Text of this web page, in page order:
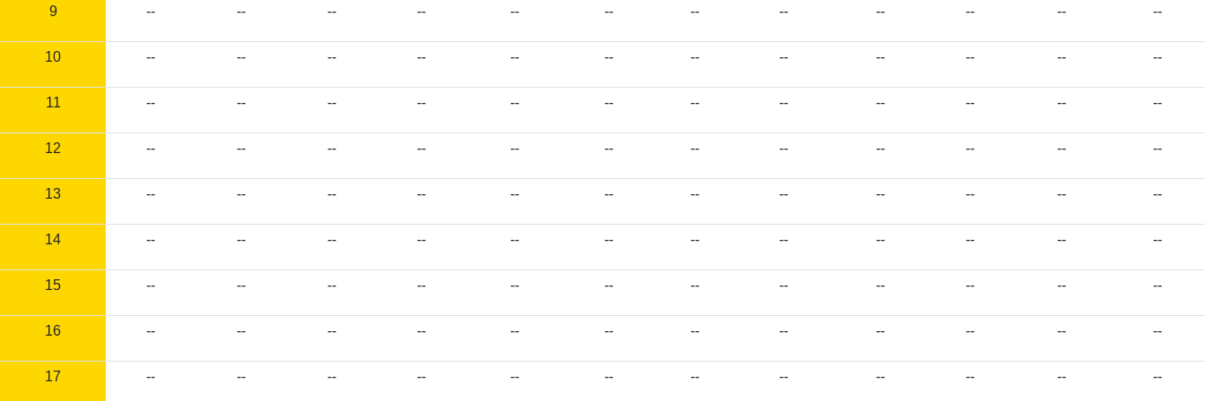
9 -- -- -- -- -- -- -- -- -- -- -- --
10 -- -- -- -- -- -- -- -- -- -- -- --
11 -- -- -- -- -- -- -- -- -- -- -- --
12 -- -- -- -- -- -- -- -- -- -- -- --
13 -- -- -- -- -- -- -- -- -- -- -- --
14 -- -- -- -- -- -- -- -- -- -- -- --
15 -- -- -- -- -- -- -- -- -- -- -- --
16 -- -- -- -- -- -- -- -- -- -- -- --
17 -- -- -- -- -- -- -- -- -- -- -- --